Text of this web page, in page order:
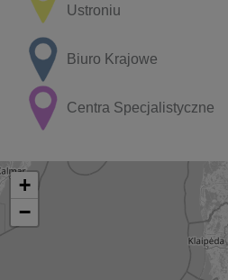
Ustroniu
Biuro Krajowe
Centra Specjalistyczne
+
−